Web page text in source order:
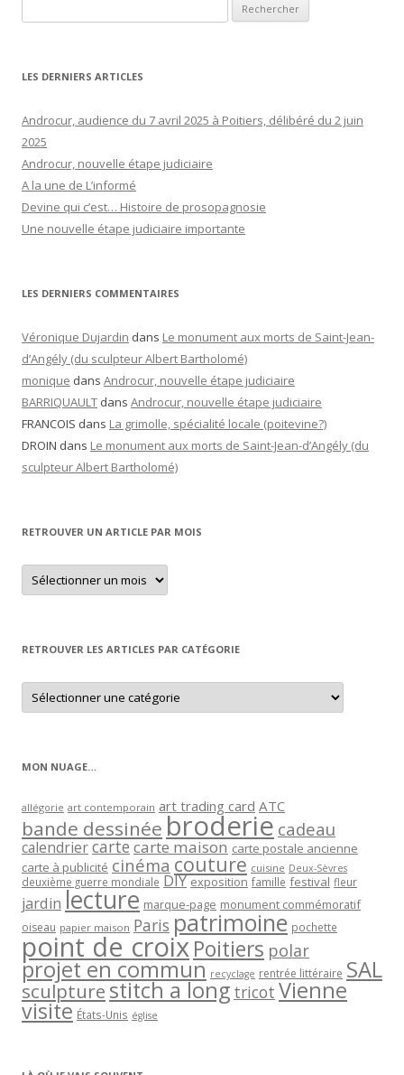
LES DERNIERS ARTICLES
Androcur, audience du 7 avril 2025 à Poitiers, délibéré du 2 juin
2025
Androcur, nouvelle étape judiciaire
A la une de L’informé
Devine qui c’est… Histoire de prosopagnosie
Une nouvelle étape judiciaire importante
LES DERNIERS COMMENTAIRES
Véronique Dujardin dans Le monument aux morts de Saint-Jean-
d’Angély (du sculpteur Albert Bartholomé)
monique dans Androcur, nouvelle étape judiciaire
BARRIQUAULT dans Androcur, nouvelle étape judiciaire
FRANCOIS dans La grimolle, spécialité locale (poitevine?)
DROIN dans Le monument aux morts de Saint-Jean-d’Angély (du
sculpteur Albert Bartholomé)
RETROUVER UN ARTICLE PAR MOIS
Retrouver
un
article
RETROUVER LES ARTICLES PAR CATÉGORIE
Retrouver
les
articles
MON NUAGE…
allégorie art contemporain art trading card ATC
bande dessinéebroderie cadeau
calendriercartecarte maison carte postale ancienne
carte à publicité cinéma couture cuisine Deux-Sèvres
deuxième guerre mondiale DIY exposition famille festival fleur
jardin lecture marque-page monument commémoratif
oiseau papier maison Paris patrimoine pochette
point de croixPoitiers polar
projet en commun recyclage rentrée littéraire SAL
sculpturestitch a long tricot Vienne
visite États-Unis église